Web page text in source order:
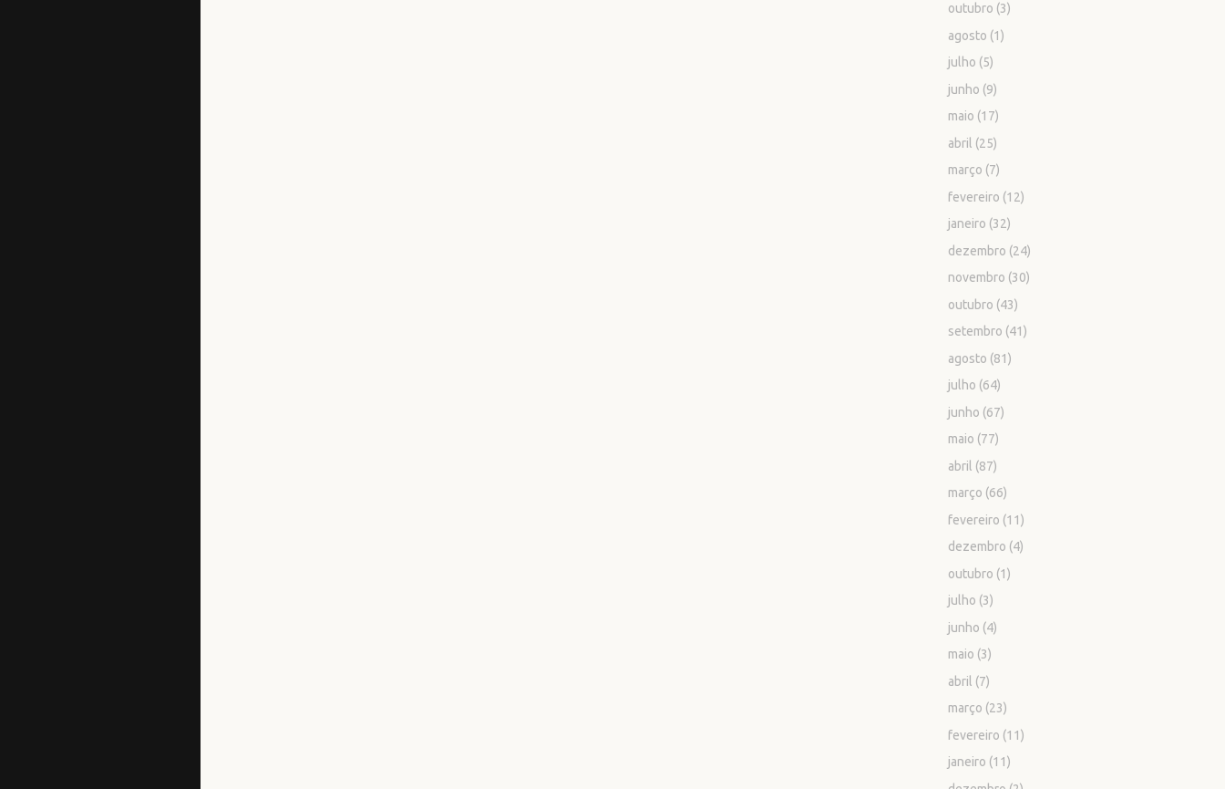
outubro (3)
agosto (1)
julho (5)
junho (9)
maio (17)
abril (25)
março (7)
fevereiro (12)
janeiro (32)
dezembro (24)
novembro (30)
outubro (43)
setembro (41)
agosto (81)
julho (64)
junho (67)
maio (77)
abril (87)
março (66)
fevereiro (11)
dezembro (4)
outubro (1)
julho (3)
junho (4)
maio (3)
abril (7)
março (23)
fevereiro (11)
janeiro (11)